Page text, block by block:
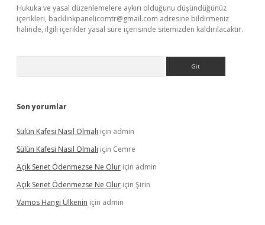
Hukuka ve yasal düzenlemelere aykırı olduğunu düşündüğünüz
içerikleri, backlinkpanelicomtr@gmail.com adresine bildirmeniz
halinde, ilgili içerikler yasal süre içerisinde sitemizden kaldırılacaktır.
Son yorumlar
Sülün Kafesi Nasıl Olmalı için admin
Sülün Kafesi Nasıl Olmalı için Cemre
Açık Senet Ödenmezse Ne Olur için admin
Açık Senet Ödenmezse Ne Olur için Şirin
Vamos Hangi Ülkenin için admin